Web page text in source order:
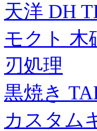
天洋 DH
モクト 木
刃処理
黒焼き
カスタム